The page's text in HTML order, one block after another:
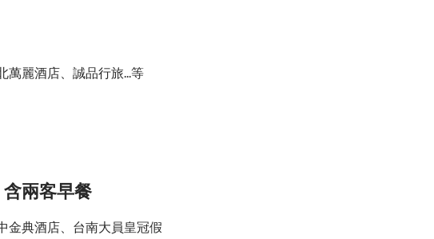
萬麗酒店、誠品行旅...等
兩客早餐
金典酒店、台南大員皇冠假